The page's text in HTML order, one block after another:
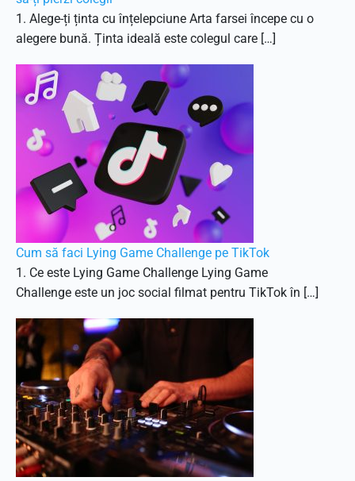
1. Alege-ți ținta cu înțelepciune Arta farsei începe cu o
alegere bună. Ținta ideală este colegul care […]
Cum să faci Lying Game Challenge pe TikTok
1. Ce este Lying Game Challenge Lying Game
Challenge este un joc social filmat pentru TikTok în […]